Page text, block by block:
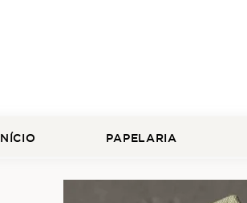
INÍCIO PAPELARIA